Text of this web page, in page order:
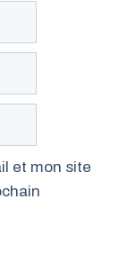
et mon site